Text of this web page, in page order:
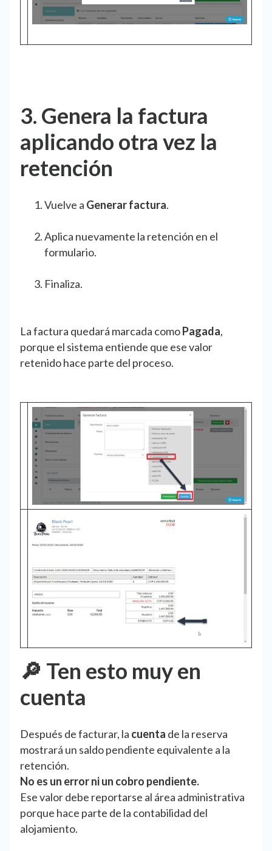
3. Genera la factura
aplicando otra vez la
retención
Vuelve a Generar factura.
Aplica nuevamente la retención en el
formulario.
Finaliza.
La factura quedará marcada comoPagada,
porque el sistema entiende que ese valor
retenido hace parte del proceso.
🔎 Ten esto muy en
cuenta
Después de facturar, la cuenta de la reserva
mostrará un saldo pendiente equivalente a la
retención.
No es un error ni un cobro pendiente.
Ese valor debe reportarse al área administrativa
porque hace parte de la contabilidad del
alojamiento.